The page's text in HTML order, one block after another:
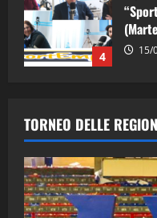
1 08/
TORNEO DELLE